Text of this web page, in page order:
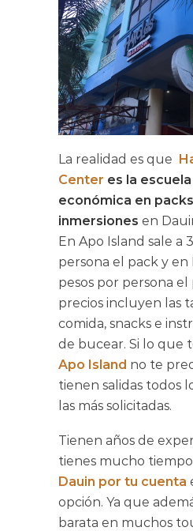
La realidad es que
Center es la
económica en
inmersiones en
En Apo Island sale a
persona el pack y en
pesos por persona el
precios incluyen las
comida, snacks e
de bucear. Si lo que
Apo Island no te
tienen salidas todos
las más solicitadas.
Tienen años de
tienes mucho
Dauin por tu cuenta
opción. Ya que
barata en muchos